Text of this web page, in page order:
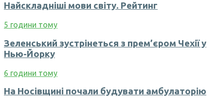
Найскладніші мови світу. Рейтинг
5 години тому
Зеленський зустрінеться з прем’єром Чехії у
Нью-Йорку
6 години тому
На Носівщині почали будувати амбулаторію